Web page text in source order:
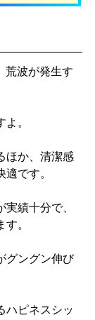
荒波が発生す
。
ほか、清潔感
です。
績十分で、
。
グングン伸び
ハピネスシッ